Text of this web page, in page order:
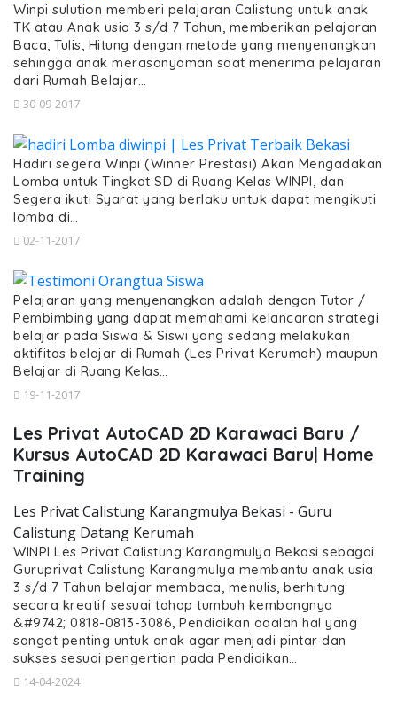
Winpi sulution memberi pelajaran Calistung untuk anak
TK atau Anak usia 3 s/d 7 Tahun, memberikan pelajaran
Baca, Tulis, Hitung dengan metode yang menyenangkan
sehingga anak merasanyaman saat menerima pelajaran
dari Rumah Belajar…
30-09-2017
Hadiri segera Winpi (Winner Prestasi) Akan Mengadakan
Lomba untuk Tingkat SD di Ruang Kelas WINPI, dan
Segera ikuti Syarat yang berlaku untuk dapat mengikuti
lomba di…
02-11-2017
Pelajaran yang menyenangkan adalah dengan Tutor /
Pembimbing yang dapat memahami kelancaran strategi
belajar pada Siswa & Siswi yang sedang melakukan
aktifitas belajar di Rumah (Les Privat Kerumah) maupun
Belajar di Ruang Kelas…
19-11-2017
Les Privat AutoCAD 2D Karawaci Baru /
Kursus AutoCAD 2D Karawaci Baru| Home
Training
Les Privat Calistung Karangmulya Bekasi - Guru
Calistung Datang Kerumah
WINPI Les Privat Calistung Karangmulya Bekasi sebagai
Guruprivat Calistung Karangmulya membantu anak usia
3 s/d 7 Tahun belajar membaca, menulis, berhitung
secara kreatif sesuai tahap tumbuh kembangnya
&#9742; 0818-0813-3086, Pendidikan adalah hal yang
sangat penting untuk anak agar menjadi pintar dan
sukses sesuai pengertian pada Pendidikan…
14-04-2024